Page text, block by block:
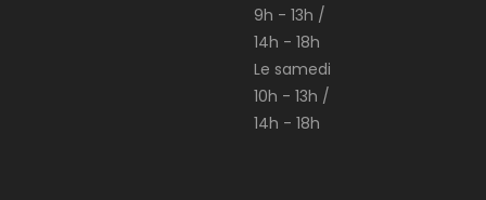
9h - 13h /
14h - 18h
Le samedi
10h - 13h /
14h - 18h